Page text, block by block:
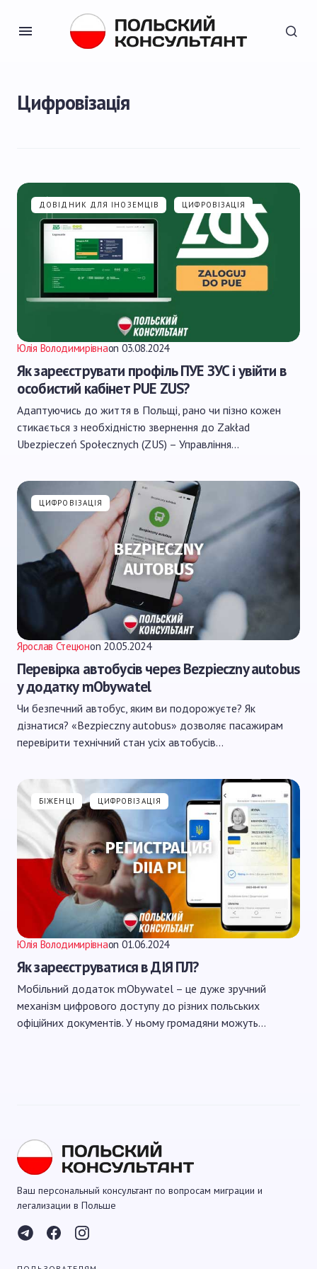
Цифровізація
ДОВІДНИК ДЛЯ ІНОЗЕМЦІВ ЦИФРОВІЗАЦІЯ
Юлія Володимирівнаon 03.08.2024
Як зареєструвати профіль ПУЕ ЗУС і увійти в
особистий кабінет PUE ZUS?
Адаптуючись до життя в Польщі, рано чи пізно кожен
стикається з необхідністю звернення до Zakład
Ubezpieczeń Społecznych (ZUS) – Управління…
ЦИФРОВІЗАЦІЯ
Ярослав Стецюнon 20.05.2024
Перевірка автобусів через Bezpieczny autobus
у додатку mObywatel
Чи безпечний автобус, яким ви подорожуєте? Як
дізнатися? «Bezpieczny autobus» дозволяє пасажирам
перевірити технічний стан усіх автобусів…
БІЖЕНЦІ ЦИФРОВІЗАЦІЯ
Юлія Володимирівнаon 01.06.2024
Як зареєструватися в ДІЯ ПЛ?
Мобільний додаток mObywatel – це дуже зручний
механізм цифрового доступу до різних польських
офіційних документів. У ньому громадяни можуть…
Ваш персональный консультант по вопросам миграции и
легализации в Польше